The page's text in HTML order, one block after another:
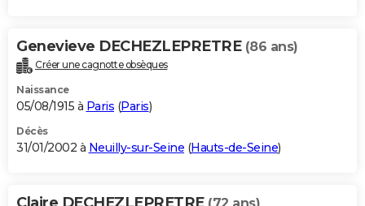
Genevieve DECHEZLEPRETRE (86 ans)
Créer une cagnotte obsèques
Naissance
05/08/1915 à Paris (Paris)
Décès
31/01/2002 à Neuilly-sur-Seine (Hauts-de-Seine)